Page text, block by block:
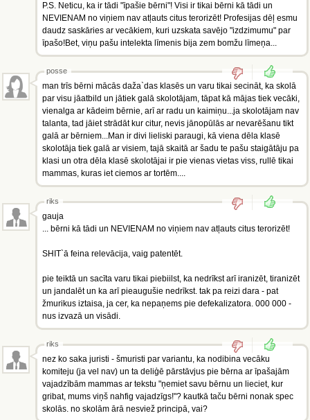
P.S. Neticu, ka ir tādi "īpašie bērni"! Visi ir tikai bērni kā tādi un
NEVIENAM no viņiem nav atļauts citus terorizēt! Profesijas dēļ esmu
daudz saskāries ar vecākiem, kuri uzskata savējo "izdzimumu" par
īpašo!Bet, viņu pašu intelekta līmenis bija zem bomžu līmeņa...
posse
man trīs bērni mācās daža`das klasēs un varu tikai secināt, ka skolā
par visu jāatbild un jātiek galā skolotājam, tāpat kā mājas tiek vecāki,
vienalga ar kādeim bērnie, arī ar radu un kaimiņu...ja skolotājam nav
talanta, tad jāiet strādāt kur citur, nevis jānopūlās ar nevarēšanu tikt
galā ar bērniem...Man ir divi lieliski paraugi, kā viena dēla klasē
skolotāja tiek galā ar visiem, tajā skaitā ar šadu te pašu staigātāju pa
klasi un otra dēla klasē skolotājai ir pie vienas vietas viss, rullē tikai
mammas, kuras iet ciemos ar tortēm....
riks
gauja
... bērni kā tādi un NEVIENAM no viņiem nav atļauts citus terorizēt!
SHIT`ā feina relevācija, vaig patentēt.
pie teiktā un sacīta varu tikai piebiilst, ka nedrīkst arī iranizēt, tiranizēt
un jandalēt un ka arī pieaugušie nedrīkst. tak pa reizi dara - pat
žmurikus iztaisa, ja cer, ka nepaņems pie defekalizatora. 000 000 -
nus izvazā un visādi.
riks
nez ko saka juristi - šmuristi par variantu, ka nodibina vecāku
komiteju (ja vel nav) un ta deliģē pārstāvjus pie bērna ar īpašajām
vajadzībām mammas ar tekstu "ņemiet savu bērnu un lieciet, kur
gribat, mums viņš nahfig vajadzīgs!"? kautkā taču bērni nonak spec
skolās. no skolām ārā nesviež principā, vai?